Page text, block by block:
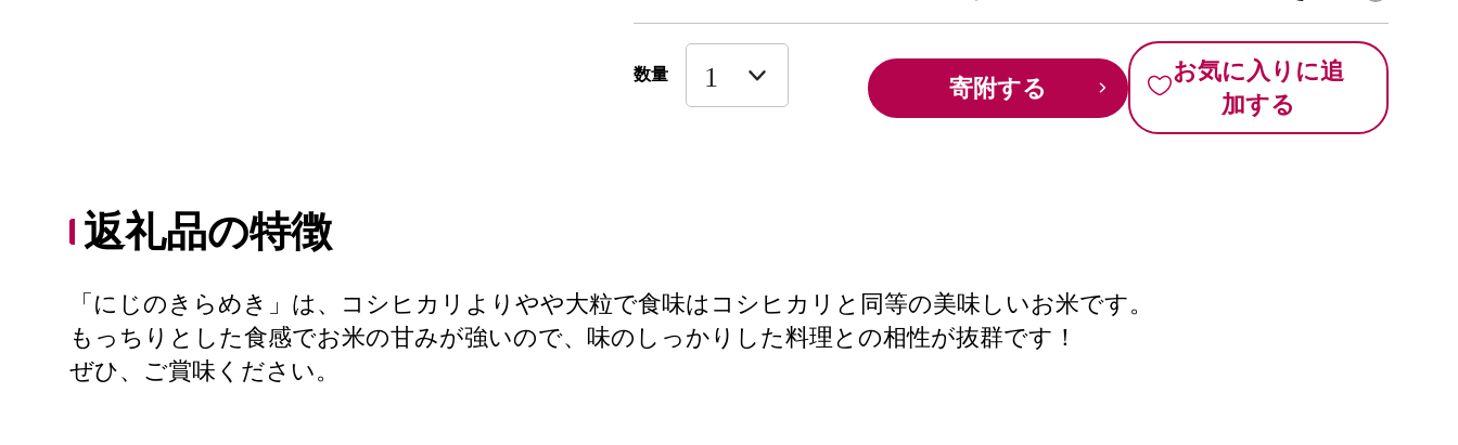
数量 寄附する
お気に入りに追
加する
返礼品の特徴
「にじのきらめき」は、コシヒカリよりやや大粒で食味はコシヒカリと同等の美味しいお米です。
もっちりとした食感でお米の甘みが強いので、味のしっかりした料理との相性が抜群です！
ぜひ、ご賞味ください。